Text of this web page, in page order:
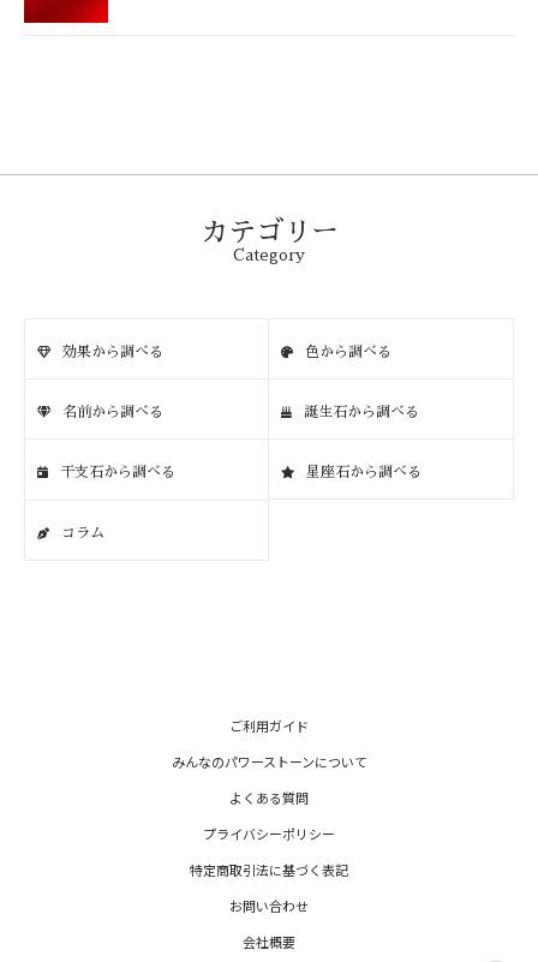
カテゴリー
Category
効果から調べる 色から調べる
名前から調べる 誕生石から調べる
干支石から調べる 星座石から調べる
コラム
ご利用ガイド
みんなのパワーストーンについて
よくある質問
プライバシーポリシー
特定商取引法に基づく表記
お問い合わせ
会社概要